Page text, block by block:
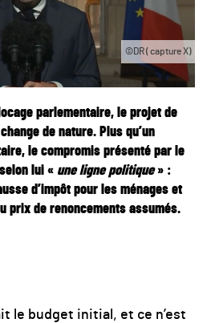
©DR ( capture X)
parlementaire, le projet de
de nature. Plus qu’un
le compromis présenté par le
lui « une ligne politique» :
d’impôt pour les ménages et
prix de renoncements assumés.
le budget initial, et ce n’est